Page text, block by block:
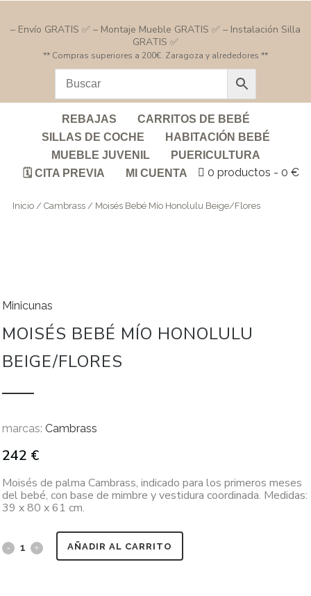
– Envío GRATIS ✅ – Montaje Mueble GRATIS ✅ – Instalación Silla
GRATIS ✅
** Compras superiores a 200€. Zaragoza y alrededores **
REBAJAS
CARRITOS DE BEBÉ
SILLAS DE COCHE
HABITACIÓN BEBÉ
MUEBLE JUVENIL
PUERICULTURA
🗓️ CITA PREVIA
MI CUENTA 0 productos 0 €
Inicio / Cambrass / Moisés Bebé Mío Honolulu Beige/Flores
Minicunas
MOISÉS BEBÉ MÍO HONOLULU
BEIGE/FLORES
marcas: Cambrass
242 €
Moisés de palma Cambrass, indicado para los primeros meses
del bebé, con base de mimbre y vestidura coordinada. Medidas:
39 x 80 x 61 cm.
AÑADIR AL CARRITO